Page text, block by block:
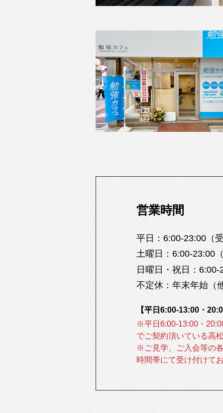
営業時間
平日： 6:00-23:00（
土曜日： 6:00-23:00
日曜日・祝日： 6:00-
不定休： 年末年始 （
【平日6:00-13:00・
※平日6:00-13:00・
でご契約頂いている高
※ご見学、ご入会等の
時間帯にて受け付けて